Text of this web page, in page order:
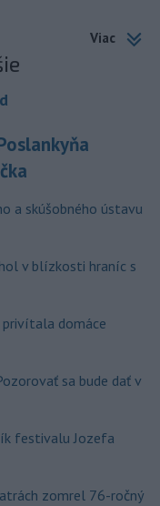
Viac
a skúšobného ústavu
v blízkosti hraníc s
domáce
sa bude dať v
festivalu Jozefa
zomrel 76-ročný